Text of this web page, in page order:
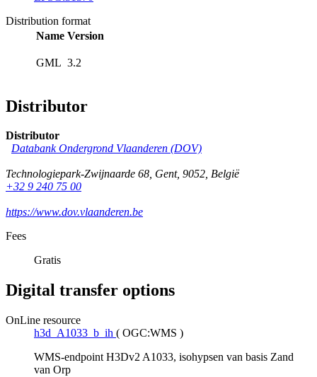
Distribution format
Name Version
GML 3.2
Distributor
Distributor
Databank Ondergrond Vlaanderen (DOV)
Technologiepark-Zwijnaarde 68, Gent, 9052, België
+32 9 240 75 00
https://www.dov.vlaanderen.be
Fees
Gratis
Digital transfer options
OnLine resource
h3d_A1033_b_ih ( OGC:WMS )
WMS-endpoint H3Dv2 A1033, isohypsen van basis Zand
van Orp